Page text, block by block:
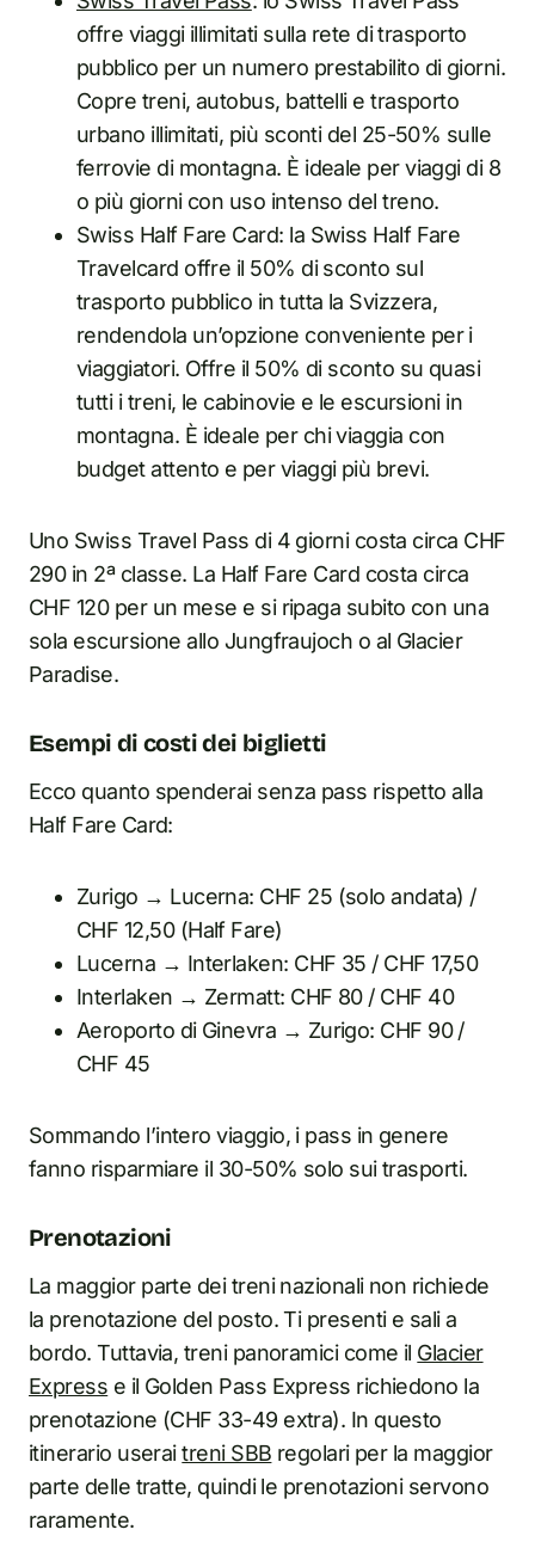
offre viaggi illimitati sulla rete di trasporto
pubblico per un numero prestabilito di giorni.
Copre treni, autobus, battelli e trasporto
urbano illimitati, più sconti del 25-50% sulle
ferrovie di montagna. È ideale per viaggi di 8
o più giorni con uso intenso del treno.
Swiss Half Fare Card: la Swiss Half Fare
Travelcard offre il 50% di sconto sul
trasporto pubblico in tutta la Svizzera,
rendendola un’opzione conveniente per i
viaggiatori. Offre il 50% di sconto su quasi
tutti i treni, le cabinovie e le escursioni in
montagna. È ideale per chi viaggia con
budget attento e per viaggi più brevi.
Uno Swiss Travel Pass di 4 giorni costa circa CHF
290 in 2ª classe. La Half Fare Card costa circa
CHF 120 per un mese e si ripaga subito con una
sola escursione allo Jungfraujoch o al Glacier
Paradise.
Esempi di costi dei biglietti
Ecco quanto spenderai senza pass rispetto alla
Half Fare Card:
Zurigo → Lucerna: CHF 25 (solo andata) /
CHF 12,50 (Half Fare)
Lucerna → Interlaken: CHF 35 / CHF 17,50
Interlaken → Zermatt: CHF 80 / CHF 40
Aeroporto di Ginevra → Zurigo: CHF 90 /
CHF 45
Sommando l’intero viaggio, i pass in genere
fanno risparmiare il 30-50% solo sui trasporti.
Prenotazioni
La maggior parte dei treni nazionali non richiede
la prenotazione del posto. Ti presenti e sali a
bordo. Tuttavia, treni panoramici come il Glacier
Express e il Golden Pass Express richiedono la
prenotazione (CHF 33-49 extra). In questo
itinerario useraitreni SBB regolari per la maggior
parte delle tratte, quindi le prenotazioni servono
raramente.